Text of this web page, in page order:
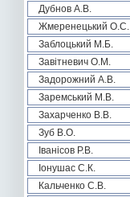
Дубнов А.В.
Жмеренецький О.С.
Заблоцький М.Б.
Завітневич О.М.
Задорожний А.В.
Заремський М.В.
Захарченко В.В.
Зуб В.О.
Іванісов Р.В.
Іонушас С.К.
Кальченко С.В.